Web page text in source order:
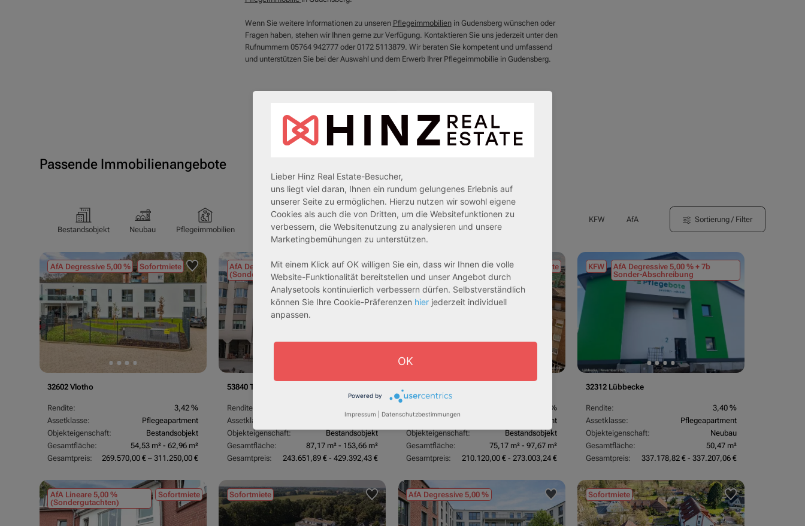
Wenn Sie weitere Informationen zu unseren Pflegeimmobilienin Gudensberg wünschen oder
Fragen haben, stehen wir Ihnen gerne zur Verfügung. Kontaktieren Sie uns jederzeit unter den
Rufnummern 05764 942777 oder 0172 5113879. Wir beraten Sie kompetent und umfassend
und unterstützen Sie bei der Auswahl und dem Erwerb Ihrer Pflegeimmobilie in Gudensberg.
Passende Immobilienangebote
Bestandsobjekt Neubau Pflegeimmobilien Pflegeapartments Senioren-/Betreutes Wohnen
KFW AfA Sortierung / Filter
AfA Degressive 5,00 % Sofortmiete
32602 Vlotho
Rendite:
3,42 %
Assetklasse:
Pflegeapartment
Objekteigenschaft:
Bestandsobjekt
Gesamtfläche:
54,53 m² - 62,96 m²
Gesamtpreis:
269.570,00 € – 311.250,00 €
AfA Degressive 5,00 %
(Sondergutachten)
Sofortmiete
53840 Troisdorf
Rendite:
Assetklasse:
Betreutes Wohnen
Objekteigenschaft:
Bestandsobjekt
Gesamtfläche:
87,17 m² - 153,66 m²
Gesamtpreis:
243.651,89 € - 429.392,43 €
AfA Lineare 5,00 %
(Sondergutachten)
Sofortmiete
3,70 %
Pflegeapartment
Objekteigenschaft:
Bestandsobjekt
Gesamtfläche:
75,17 m² - 97,67 m²
Gesamtpreis:
210.120,00 € - 273.003,24 €
KFW
AfA Degressive 5,00 % + 7b
Sonder-Abschreibung
32312 Lübbecke
Rendite:
3,40 %
Assetklasse:
Pflegeapartment
Objekteigenschaft:
Neubau
Gesamtfläche:
50,47 m²
Gesamtpreis:
337.178,82 € - 337.207,06 €
AfA Lineare 5,00 %
(Sondergutachten)
Sofortmiete Sofortmiete AfA Degressive 5,00 % Sofortmiete
Lieber Hinz Real Estate-Besucher,
uns liegt viel daran, Ihnen ein rundum gelungenes Erlebnis auf
unserer Seite zu ermöglichen. Hierzu nutzen wir sowohl eigene
Cookies als auch die von Dritten, um die Websitefunktionen zu
verbessern, die Websitenutzung zu analysieren und unsere
Marketingbemühungen zu unterstützen.
Mit einem Klick auf OK willigen Sie ein, dass wir Ihnen die volle
Website-Funktionalität bereitstellen und unser Angebot durch
Analysetools kontinuierlich verbessern dürfen. Selbstverständlich
können Sie Ihre Cookie-Präferenzen hier jederzeit individuell
anpassen.
OK
Powered by
Impressum Datenschutzbestimmungen